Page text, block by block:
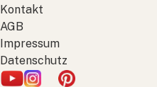
Kontakt
AGB
Impressum
Datenschutz